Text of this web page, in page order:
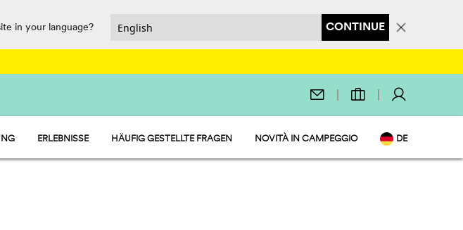
in your language? CONTINUE
ERLEBNISSE HÄUFIG GESTELLTE FRAGEN NOVITÀ IN CAMPEGGIO DE
IT